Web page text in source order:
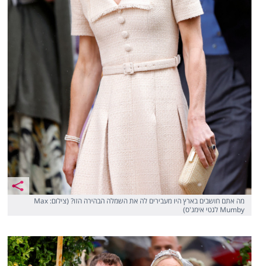
מה אתם חושבים בארץ היו מעבירים לה את השמלה הבהירה הזו? (צילום: Max
Mumby לגטי אימג'ס)